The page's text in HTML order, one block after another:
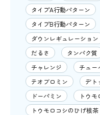
タイプA行動パターン
タイプB行動パターン
ダウンレギュレーション
だるさ
タンパク質
チャレンジ
チュー
テオブロミン
デト
ドーパミン
トウ
トウモロコシのひげ根茶